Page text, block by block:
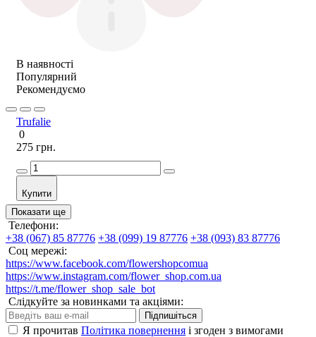
В наявності
Популярний
Рекомендуємо
Trufalie
0
275 грн.
Купити
Показати ще
Телефони:
+38 (067) 85 87776 +38 (099) 19 87776 +38 (093) 83 87776
Соц мережі:
https://www.facebook.com/flowershopcomua
https://www.instagram.com/flower_shop.com.ua
https://t.me/flower_shop_sale_bot
Слідкуйте за новинками та акціями:
Підпишіться
Я прочитав Політика повернення і згоден з вимогами